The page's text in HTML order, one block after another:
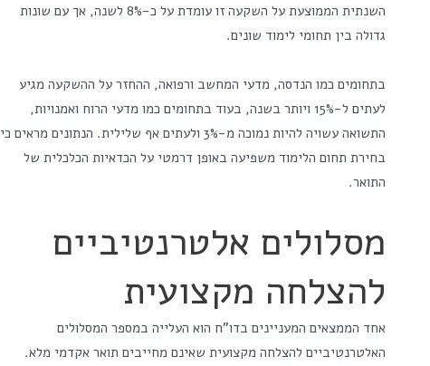
השנתית הממוצעת על השקעה זו עומדת על כ-8% לשנה, אך עם שונות
גדולה בין תחומי לימוד שונים.
בתחומים כמו הנדסה, מדעי המחשב ורפואה, ההחזר על ההשקעה מגיע
לעתים ל-15% ויותר בשנה, בעוד בתחומים כמו מדעי הרוח ואמנויות,
התשואה עשויה להיות נמוכה מ-3% ולעתים אף שלילית. הנתונים מראים כי
בחירת תחום הלימוד משפיעה באופן דרמטי על הכדאיות הכלכלית של
התואר.
מסלולים אלטרנטיביים
להצלחה מקצועית
אחד הממצאים המעניינים בדו"ח הוא העלייה במספר המסלולים
האלטרנטיביים להצלחה מקצועית שאינם מחייבים תואר אקדמי מלא.